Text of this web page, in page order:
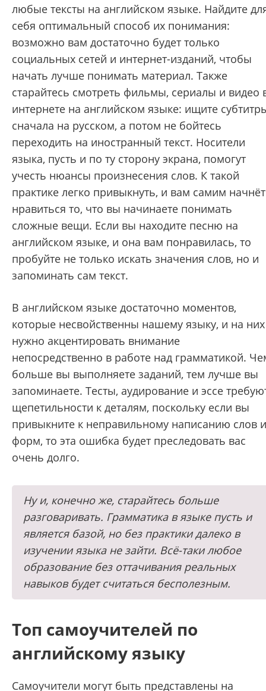
любые тексты на английском языке. Найдите
себя оптимальный способ их понимания:
возможно вам достаточно будет только
социальных сетей и интернет-изданий, чтобы
начать лучше понимать материал. Также
старайтесь смотреть фильмы, сериалы и видео
интернете на английском языке: ищите
сначала на русском, а потом не бойтесь
переходить на иностранный текст. Носители
языка, пусть и по ту сторону экрана, помогут
учесть нюансы произнесения слов. К такой
практике легко привыкнуть, и вам самим начнёт
нравиться то, что вы начинаете понимать
сложные вещи. Если вы находите песню на
английском языке, и она вам понравилась, то
пробуйте не только искать значения слов, но и
запоминать сам текст.
В английском языке достаточно моментов,
которые несвойственны нашему языку, и на них
нужно акцентировать внимание
непосредственно в работе над грамматикой.
больше вы выполняете заданий, тем лучше вы
запоминаете. Тесты, аудирование и эссе
щепетильности к деталям, поскольку если вы
привыкните к неправильному написанию слов и
форм, то эта ошибка будет преследовать вас
очень долго.
Ну и, конечно же, старайтесь больше
разговаривать. Грамматика в языке пусть и
является базой, но без практики далеко в
изучении языка не зайти. Всё-таки любое
образование без оттачивания реальных
навыков будет считаться бесполезным.
Топ самоучителей по
английскому языку
Самоучители могут быть представлены на